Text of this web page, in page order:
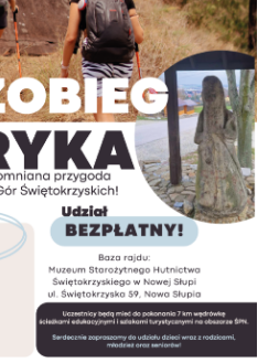
przeglądanej witryny
mogą pojawić się na stronach
naszymi partnerami oraz
te działają w charakterze
nasze treści w postaci wiadomości,